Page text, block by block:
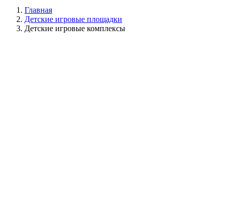
Главная
Детские игровые площадки
Детские игровые комплексы